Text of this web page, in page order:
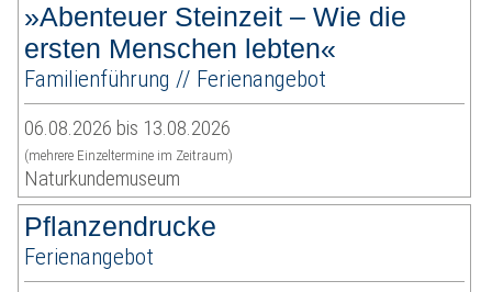
»Abenteuer Steinzeit – Wie die
ersten Menschen lebten«
Familienführung // Ferienangebot
06.08.2026 bis 13.08.2026
(mehrere Einzeltermine im Zeitraum)
Naturkundemuseum
Pflanzendrucke
Ferienangebot